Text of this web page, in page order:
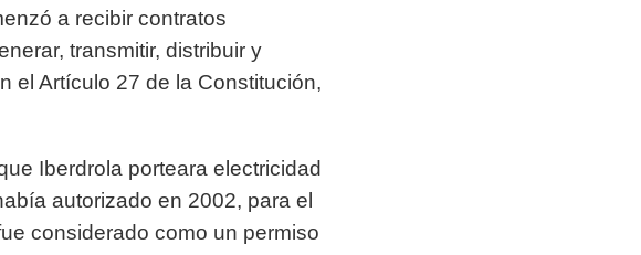
a recibir contratos
transmitir, distribuir y
el Artículo 27 de la Constitución,
Iberdrola porteara electricidad
autorizado en 2002, para el
considerado como un permiso